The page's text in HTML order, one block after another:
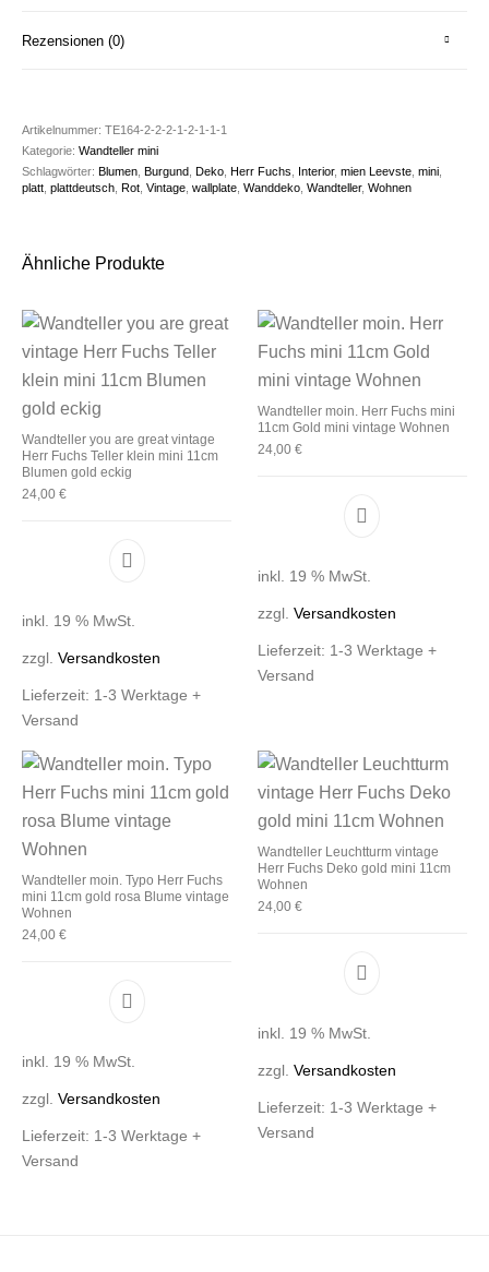
Rezensionen (0)
Artikelnummer:TE164-2-2-2-1-2-1-1-1
Kategorie:Wandteller mini
Schlagwörter:Blumen ,Burgund ,Deko ,Herr Fuchs Interior,mien Leevste ,mini
platt ,plattdeutsch ,Rot ,Vintage ,wallplate ,Wanddeko ,Wandteller,Wohnen
Ähnliche Produkte
Wandteller you are great vintage
Herr Fuchs Teller klein mini 11cm
Blumen gold eckig
24,00€
inkl. 19 % MwSt.
zzgl.Versandkosten
Lieferzeit: 1-3 Werktage +
Versand
Wandteller moin. Herr Fuchs mini
11cm Gold mini vintage Wohnen
24,00 €
inkl. 19 % MwSt.
zzgl. Versandkosten
Lieferzeit: 1-3 Werktage +
Versand
Wandteller moin. Typo Herr Fuchs
mini 11cm gold rosa Blume vintage
Wohnen
24,00€
inkl. 19 % MwSt.
zzgl.Versandkosten
Lieferzeit: 1-3 Werktage +
Versand
Wandteller Leuchtturm vintage
Herr Fuchs Deko gold mini 11cm
Wohnen
24,00 €
inkl. 19 % MwSt.
zzgl. Versandkosten
Lieferzeit: 1-3 Werktage +
Versand